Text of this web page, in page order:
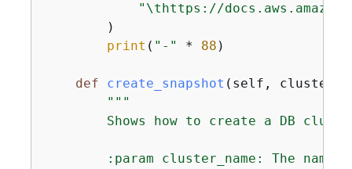
"\thttps://
        )
print ( "-" * 88 )
def create_snapshot ( self,
"""
Shows how to create a DB
:param cluster_name: The name